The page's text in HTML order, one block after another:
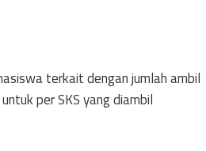
terkait dengan jumlah ambil
per SKS yang diambil